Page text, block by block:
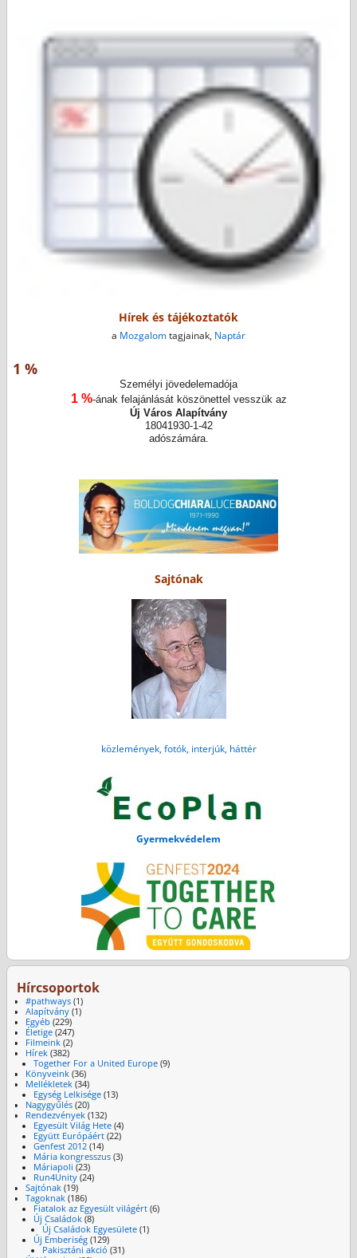
Hírek és tájékoztatók
a Mozgalomtagjainak, Naptár
1 %
Személyi jövedelemadója
1 %-ának felajánlását köszönettel vesszük az
Új Város Alapítvány
18041930-1-42
adószámára.
Sajtónak
közlemények, fotók, interjúk, háttér
Gyermekvédelem
Hírcsoportok
#pathways(1)
Alapítvány(1)
Egyéb (229)
Életige(247)
Filmeink(2)
Hírek(382)
Together For a United Europe (9)
Könyveink(36)
Mellékletek(34)
Egység Lelkisége (13)
Nagygyűlés(20)
Rendezvények(132)
Egyesült Világ Hete (4)
Együtt Európáért (22)
Genfest 2012 (14)
Mária kongresszus (3)
Máriapoli (23)
Run4Unity (24)
Sajtónak(19)
Tagoknak(186)
Fiatalok az Egyesült világért (6)
Új Családok (8)
Új Családok Egyesülete(1)
Új Emberiség (129)
Pakisztáni akció (31)